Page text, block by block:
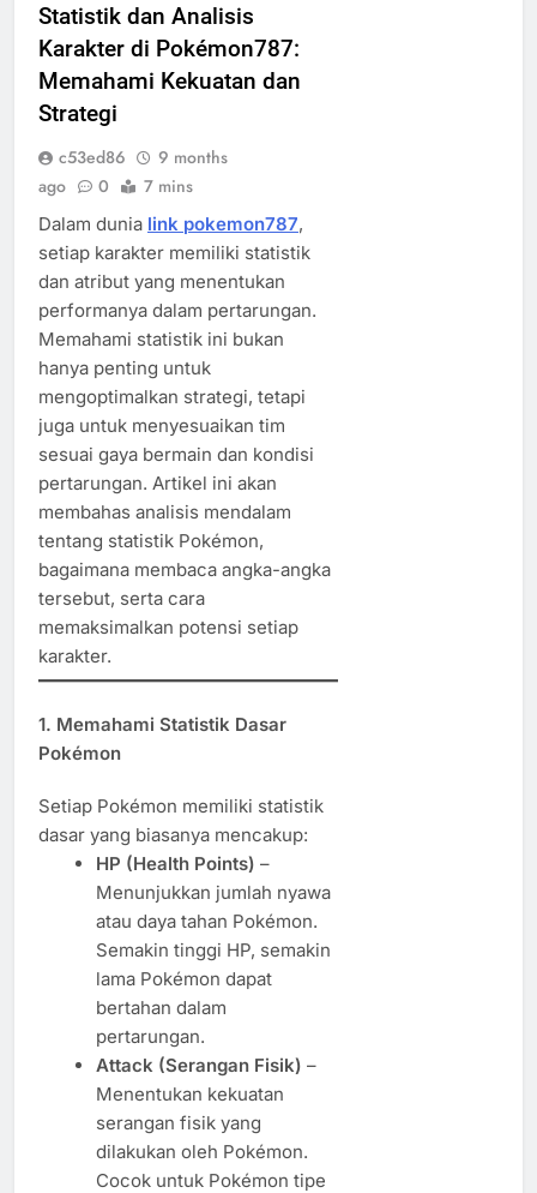
Statistik dan Analisis
Karakter di Pokémon787:
Memahami Kekuatan dan
Strategi
c53ed86
9 months
ago
0 7 mins
Dalam dunia link pokemon787,
setiap karakter memiliki statistik
dan atribut yang menentukan
performanya dalam pertarungan.
Memahami statistik ini bukan
hanya penting untuk
mengoptimalkan strategi, tetapi
juga untuk menyesuaikan tim
sesuai gaya bermain dan kondisi
pertarungan. Artikel ini akan
membahas analisis mendalam
tentang statistik Pokémon,
bagaimana membaca angka-angka
tersebut, serta cara
memaksimalkan potensi setiap
karakter.
1. Memahami Statistik Dasar
Pokémon
Setiap Pokémon memiliki statistik
dasar yang biasanya mencakup:
HP (Health Points) –
Menunjukkan jumlah nyawa
atau daya tahan Pokémon.
Semakin tinggi HP, semakin
lama Pokémon dapat
bertahan dalam
pertarungan.
Attack (Serangan Fisik) –
Menentukan kekuatan
serangan fisik yang
dilakukan oleh Pokémon.
Cocok untuk Pokémon tipe